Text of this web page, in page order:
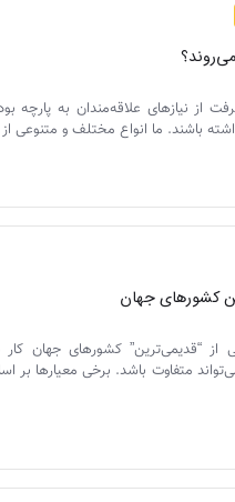
از نیازهای علاقه‌مندان به پارچه
باشند. ما انواع مختلف و متنوعی
کشورهای جهان
از “قدیمی‌ترین” کشورهای جهان
متفاوت باشد. برخی معیارها بر